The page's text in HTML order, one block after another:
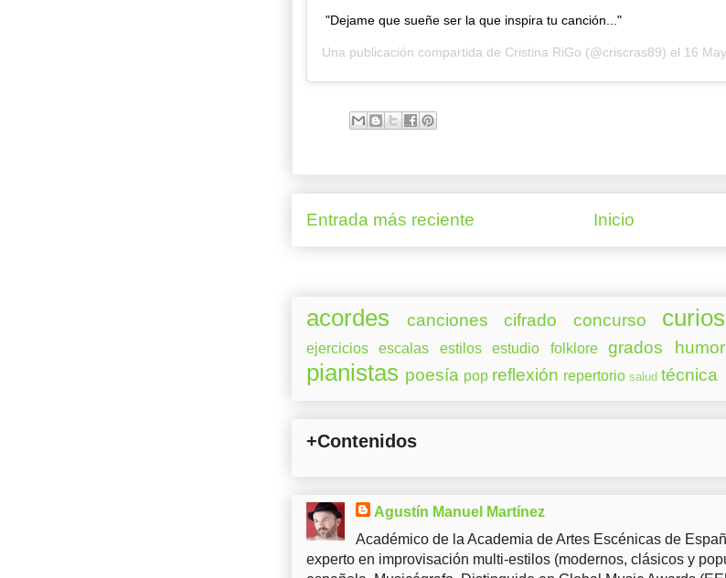
"Dejame que sueñe ser la que inspira tu canción..."
Una publicación compartida de Cristina RiGo (@criscras89) el 16 May,
Entrada más reciente Inicio
acordes canciones cifrado concurso
ejercicios escalas estilos estudio folklore grados humor
pianistas poesía pop reflexión repertorio salud técnica
+Contenidos
Agustín Manuel Martínez
Académico de la Academia de Artes Escénicas de
experto en improvisación multi-estilos (modernos, clásicos y